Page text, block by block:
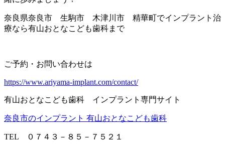
奈良県奈良市 生駒市 木津川市 精華町でインプラント治
療なら有山おとなこども歯科まで
ご予約・お問い合わせは
https://www.ariyama-implant.com/contact/
有山おとなこども歯科 インプラント専門サイト
奈良市のインプラント 有山おとなこども歯科
TEL ０７４３－８５－７５２１